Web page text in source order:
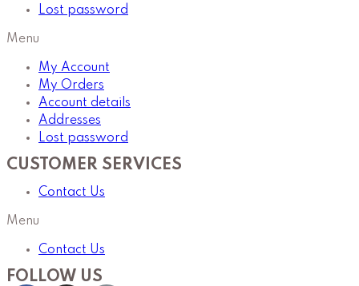
Lost password
Menu
My Account
My Orders
Account details
Addresses
Lost password
CUSTOMER SERVICES
Contact Us
Menu
Contact Us
FOLLOW US